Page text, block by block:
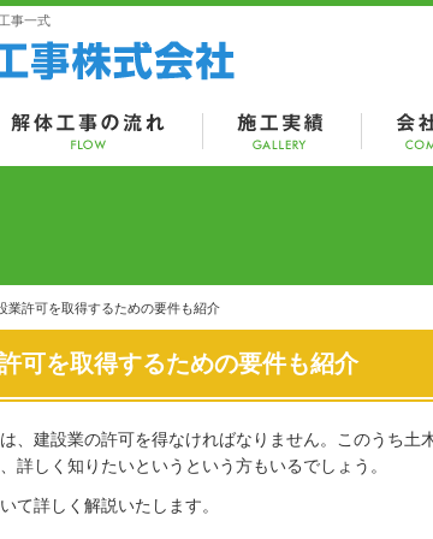
事一式
業許可を取得するための要件も紹介
可を取得するための要件も紹介
、建設業の許可を得なければなりません。このうち
詳しく知りたいというという方もいるでしょう。
て詳しく解説いたします。